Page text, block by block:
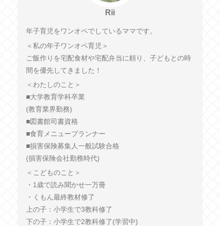
Rii
年子育児をワンオペでしているママです。
＜私の年子ワンオペ育児＞
ご飯作りを宅配食材や宅配弁当に頼り、子どもとの時
間を優先してきました！
＜わたしのこと＞
■大学教育学科卒業
(教育業界勤務)
■図書館司書資格
■食育メニュープランナー
■損害保険募集人一般試験合格
(損害保険会社勤務時代)
＜こどものこと＞
・1歳で読み聞かせ一万冊
・くもん最終教材修了
上の子：小学生で3教科修了
下の子：小学生で2教科修了(学習中)